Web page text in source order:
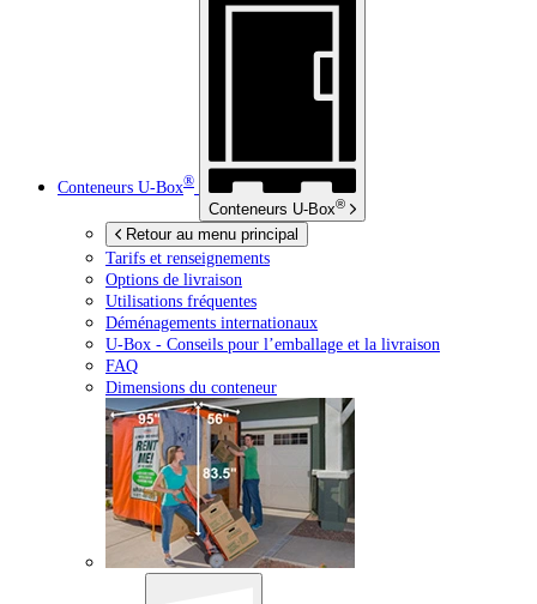
Conteneurs U-Box®
Conteneurs U-Box®
Retour au menu principal
Tarifs et renseignements
Options de livraison
Utilisations fréquentes
Déménagements internationaux
U-Box - Conseils pour l’emballage et la livraison
FAQ
Dimensions du conteneur